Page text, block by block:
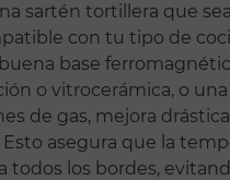
sartén tortillera que sea
con tu tipo de
base
o vitrocerámica, o una
de gas, mejora
asegura que la
todos los bordes,